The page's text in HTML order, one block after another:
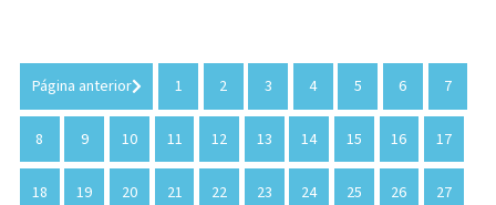
Página anterior 1 2 3 4 5 6 7
8 9 10 11 12 13 14 15 16 17
18 19 20 21 22 23 24 25 26 27